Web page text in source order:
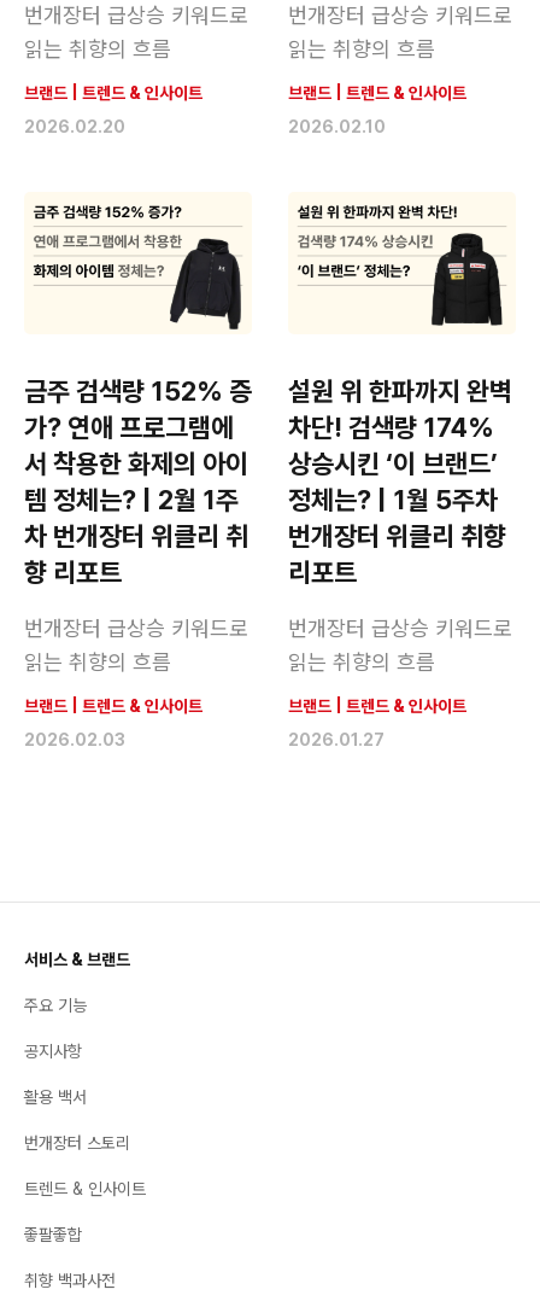
번개장터 급상승 키워드로
읽는 취향의 흐름
브랜드
트렌드 & 인사이트
2026.02.20
번개장터 급상승 키워드로
읽는 취향의 흐름
브랜드
트렌드 & 인사이트
2026.02.10
금주 검색량 152% 증
가? 연애 프로그램에
서 착용한 화제의 아이
템 정체는? | 2월 1주
차 번개장터 위클리 취
향 리포트
번개장터 급상승 키워드로
읽는 취향의 흐름
브랜드
트렌드 & 인사이트
2026.02.03
설원 위 한파까지 완벽
차단! 검색량 174%
상승시킨 ‘이 브랜드’
정체는? | 1월 5주차
번개장터 위클리 취향
리포트
번개장터 급상승 키워드로
읽는 취향의 흐름
브랜드
트렌드 & 인사이트
2026.01.27
서비스 & 브랜드
주요 기능
공지사항
활용 백서
번개장터 스토리
트렌드 & 인사이트
좋팔좋합
취향 백과사전